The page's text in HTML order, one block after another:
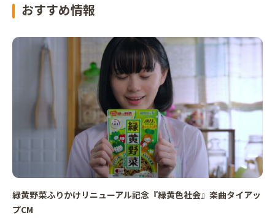
おすすめ情報
緑黄野菜ふりかけリニューアル記念『緑黄色社会』楽曲タイアッ
プCM